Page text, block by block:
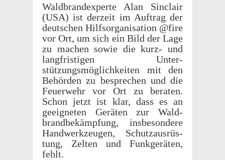
Wald­bran­d­ex­perte Alan Sinclair
(USA) ist derzeit im Auftrag der
deutschen Hilf­sor­gan­i­sa­tion @fire
vor Ort, um sich ein Bild der Lage
zu machen sowie die kurz- und
langfristi­gen Unter­
stützungsmöglichkeiten mit den
Behör­den zu besprechen und die
Feuer­wehr vor Ort zu beraten.
Schon jetzt ist klar, dass es an
geeigneten Geräten zur Wald­
brand­bekämp­fung, insbeson­dere
Handw­erkzeu­gen, Schutzaus­rüs­
tung, Zelten und Funkgeräten,
fehlt.